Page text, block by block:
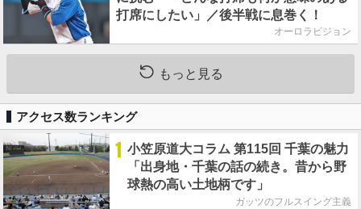
打席にしたい」／後半戦に息巻く！
オーロラビジョン
もっと見る
アクセス数ランキング
1 小笠原道大コラム 第115回 千葉の魅力
「出身地・千葉の話の続き。昔から野
球熱の高い土地柄です」
ガッツのフルスイング主義